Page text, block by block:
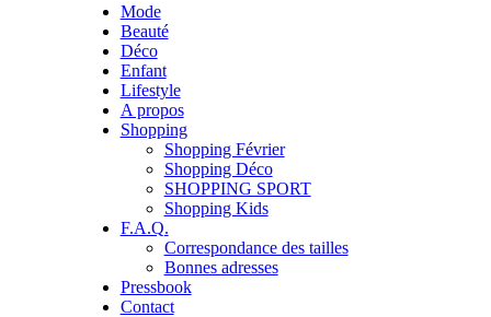
Mode
Beauté
Déco
Enfant
Lifestyle
A propos
Shopping
Shopping Février
Shopping Déco
SHOPPING SPORT
Shopping Kids
F.A.Q.
Correspondance des tailles
Bonnes adresses
Pressbook
Contact